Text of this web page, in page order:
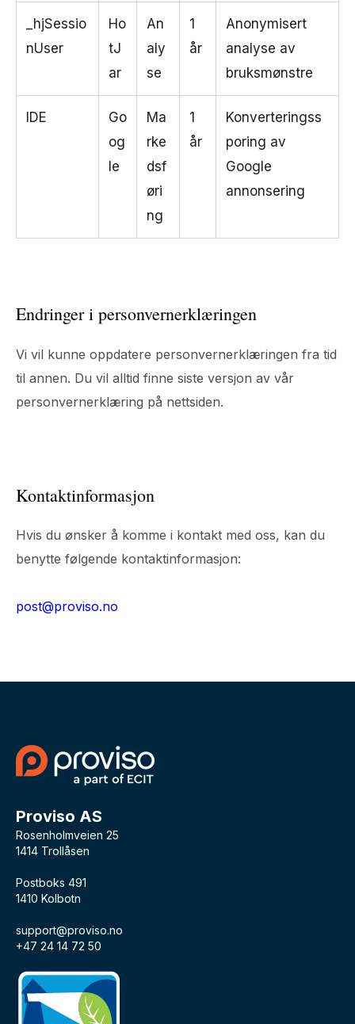
_hjSessio
nUser
Ho
tJ
ar
An
aly
se
1
år
Anonymisert
analyse av
bruksmønstre
IDE
Go
og
le
Ma
rke
dsf
øri
ng
1
år
Konverteringss
poring av
Google
annonsering
Endringer i personvernerklæringen
Vi vil kunne oppdatere personvernerklæringen fra tid
til annen. Du vil alltid finne siste versjon av vår
personvernerklæring på nettsiden.
Kontaktinformasjon
Hvis du ønsker å komme i kontakt med oss, kan du
benytte følgende kontaktinformasjon:
post@proviso.no
Proviso AS
Rosenholmveien 25
1414 Trollåsen
Postboks 491
1410 Kolbotn
support@proviso.no
+47 24 14 72 50